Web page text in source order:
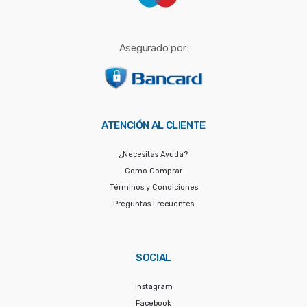
Asegurado por:
ATENCIÓN AL CLIENTE
¿Necesitas Ayuda?
Como Comprar
Términos y Condiciones
Preguntas Frecuentes
SOCIAL
Instagram
Facebook